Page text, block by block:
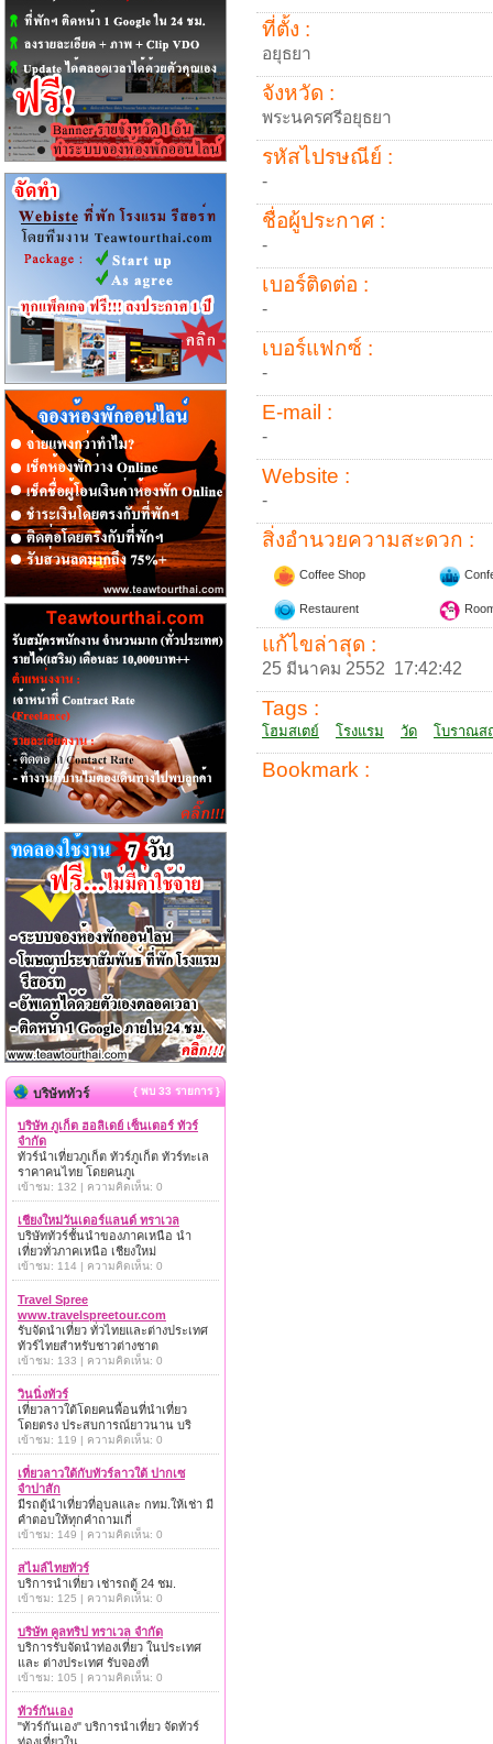
ที่ตั้ง :
อยุธยา
จังหวัด :
พระนครศรีอยุธยา
รหัสไปรษณีย์ :
-
ชื่อผู้ประกาศ :
-
เบอร์ติดต่อ :
-
เบอร์แฟกซ์ :
-
E-mail :
-
Website :
-
สิ่งอำนวยความสะดวก :
Coffee Shop
Restaurent
แก้ไขล่าสุด :
25 มีนาคม 2552 17:42:42
Tags :
โฮมสเตย์ โรงแรม วัด โบราณส
Bookmark :
บริษัททัวร์ { พบ 33 รายการ }
บริษัท ภูเก็ต ฮอลิเดย์ เซ็นเตอร์ ทัวร์
จำกัด
ทัวร์นำเที่ยวภูเก็ต ทัวร์ภูเก็ต ทัวร์ทะเล
ราคาคนไทย โดยคนภูเ
เข้าชม: 132 | ความคิดเห็น: 0
เชียงใหม่วันเดอร์แลนด์ ทราเวล
บริษัททัวร์ชั้นนำของภาคเหนือ นำ
เที่ยวทั่วภาคเหนือ เชียงใหม่
เข้าชม: 114 | ความคิดเห็น: 0
Travel Spree
www.travelspreetour.com
รับจัดนำเที่ยว ทั่วไทยและต่างประเทศ
ทัวร์ไทยสำหรับชาวต่างชาต
เข้าชม: 133 | ความคิดเห็น: 0
วินนิ่งทัวร์
เที่ยวลาวใต้โดยคนพื้อนที่นำเที่ยว
โดยตรง ประสบการณ์ยาวนาน บริ
เข้าชม: 119 | ความคิดเห็น: 0
เที่ยวลาวใต้กับทัวร์ลาวใต้ ปากเซ
จำปาสัก
มีรถตู้นำเที่ยวที่อุบลและ กทม.ให้เช่า มี
คำตอบให้ทุกคำถามเกี่
เข้าชม: 149 | ความคิดเห็น: 0
สไมล์ไทยทัวร์
บริการนำเที่ยว เช่ารถตู้ 24 ชม.
เข้าชม: 125 | ความคิดเห็น: 0
บริษัท คูลทริป ทราเวล จำกัด
บริการรับจัดนำท่องเที่ยว ในประเทศ
และ ต่างประเทศ รับจองที่
เข้าชม: 105 | ความคิดเห็น: 0
ทัวร์กันเอง
"ทัวร์กันเอง" บริการนำเที่ยว จัดทัวร์